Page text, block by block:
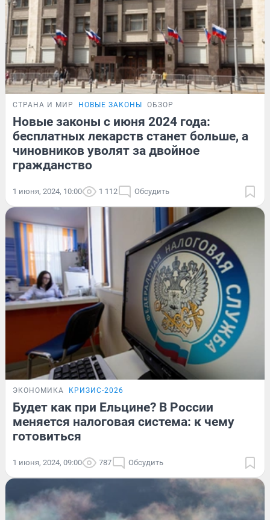
СТРАНА И МИР НОВЫЕ ЗАКОНЫ ОБЗОР
Новые законы с июня 2024 года:
бесплатных лекарств станет больше, а
чиновников уволят за двойное
гражданство
1 июня, 2024, 10:00 1 112 Обсудить
ЭКОНОМИКА КРИЗИС-2026
Будет как при Ельцине? В России
меняется налоговая система: к чему
готовиться
1 июня, 2024, 09:00 787 Обсудить